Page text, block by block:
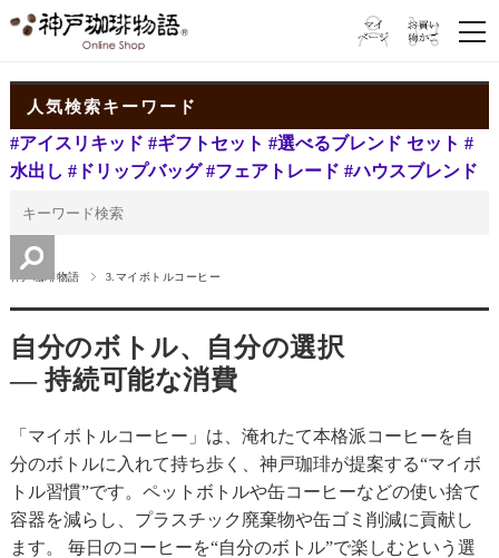
人気検索キーワード
#アイスリキッド #ギフトセット #選べるブレンド セット #
水出し #ドリップバッグ #フェアトレード #ハウスブレンド
神戸珈琲物語 3.マイボトルコーヒー
自分のボトル、自分の選択
— 持続可能な消費
「マイボトルコーヒー」は、淹れたて本格派コーヒーを自
分のボトルに入れて持ち歩く、神戸珈琲が提案する“マイボ
トル習慣”です。ペットボトルや缶コーヒーなどの使い捨て
容器を減らし、プラスチック廃棄物や缶ゴミ削減に貢献し
ます。
毎日のコーヒーを“自分のボトル”で楽しむという選